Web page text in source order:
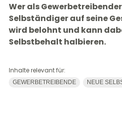
Wer als
Selbständiger auf seine
wird belohnt und kann
Selbstbehalt halbieren.
Inhalte relevant für:
GEWERBETREIBENDE NEUE